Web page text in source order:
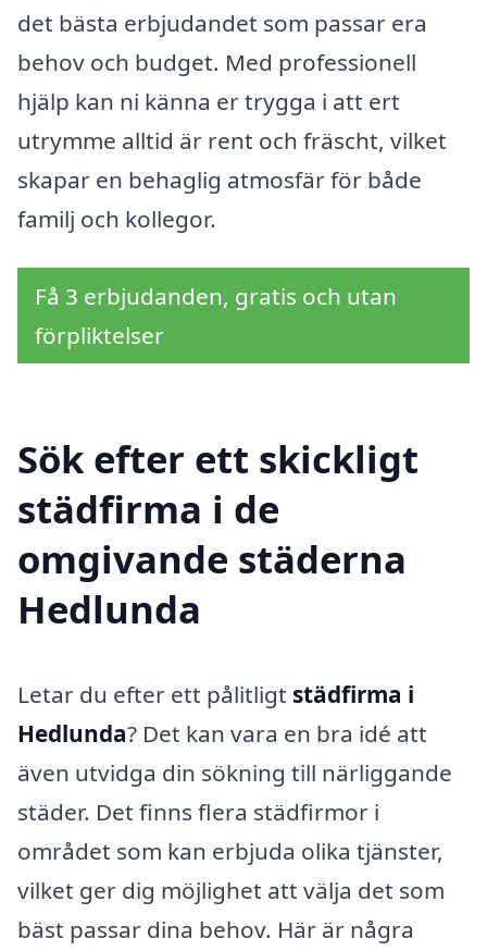
det bästa erbjudandet som passar era
behov och budget. Med professionell
hjälp kan ni känna er trygga i att ert
utrymme alltid är rent och fräscht, vilket
skapar en behaglig atmosfär för både
familj och kollegor.
Få 3 erbjudanden, gratis och utan
förpliktelser
Sök efter ett skickligt
städfirma i de
omgivande städerna
Hedlunda
Letar du efter ett pålitligt städfirma i
Hedlunda? Det kan vara en bra idé att
även utvidga din sökning till närliggande
städer. Det finns flera städfirmor i
området som kan erbjuda olika tjänster,
vilket ger dig möjlighet att välja det som
bäst passar dina behov. Här är några